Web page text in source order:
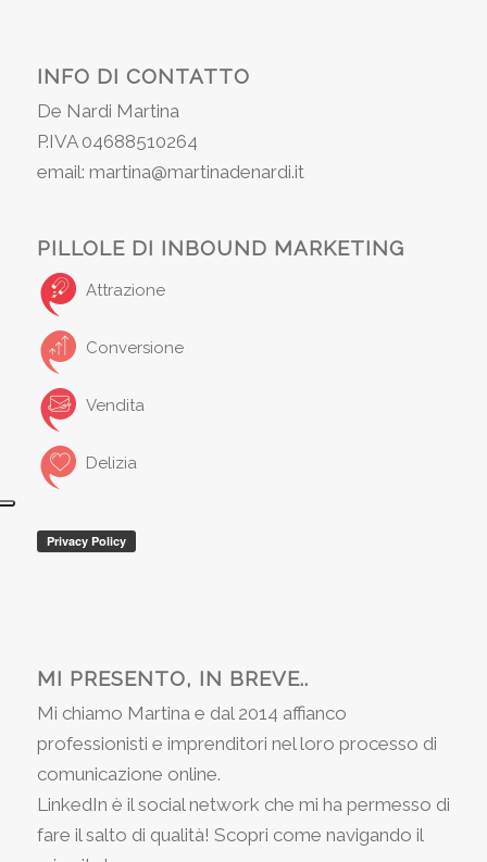
INFO DI CONTATTO
De Nardi Martina
P.IVA 04688510264
email: martina@martinadenardi.it
PILLOLE DI INBOUND MARKETING
Attrazione
Conversione
Vendita
Delizia
MI PRESENTO, IN BREVE..
Mi chiamo Martina e dal 2014 affianco
professionisti e imprenditori nel loro processo di
comunicazione online.
LinkedIn è il social network che mi ha permesso di
fare il salto di qualità! Scopri come navigando il